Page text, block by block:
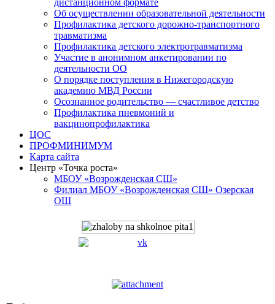
дистанционном формате
Об осуществлении образовательной деятельности
Профилактика детского дорожно-транспортного
травматизма
Профилактика детского электротравматизма
Участие в анонимном анкетировании по
деятельности ОО
О порядке поступления в Нижегородскую
академию МВД России
Осознанное родительство — счастливое детство
Профилактика пневмоний и
вакцинопрофилактика
ЦОС
ПРОФМИНИМУМ
Карта сайта
Центр «Точка роста»
МБОУ «Возрожденская СШ»
Филиал МБОУ «Возрожденская СШ» Озерская
ОШ